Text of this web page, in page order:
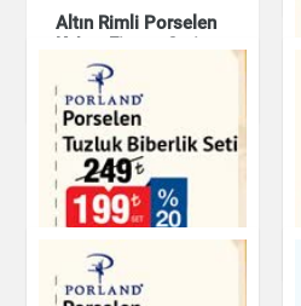
Altın Rimli Porselen
Kahve Fincan Seti
Mutfak Ürünleri